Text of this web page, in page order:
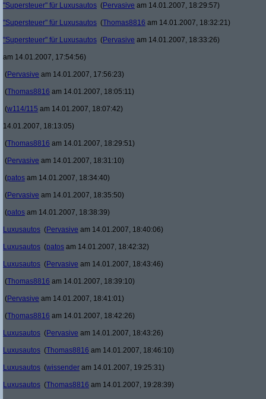
"Supersteuer" für Luxusautos (Pervasive am 14.01.2007, 18:29:57)
"Supersteuer" für Luxusautos (Thomas8816 am 14.01.2007, 18:32:21)
"Supersteuer" für Luxusautos (Pervasive am 14.01.2007, 18:33:26)
am 14.01.2007, 17:54:56)
(Pervasive am 14.01.2007, 17:56:23)
(Thomas8816 am 14.01.2007, 18:05:11)
(w114/115 am 14.01.2007, 18:07:42)
14.01.2007, 18:13:05)
(Thomas8816 am 14.01.2007, 18:29:51)
(Pervasive am 14.01.2007, 18:31:10)
(patos am 14.01.2007, 18:34:40)
(Pervasive am 14.01.2007, 18:35:50)
(patos am 14.01.2007, 18:38:39)
Luxusautos (Pervasive am 14.01.2007, 18:40:06)
Luxusautos (patos am 14.01.2007, 18:42:32)
Luxusautos (Pervasive am 14.01.2007, 18:43:46)
(Thomas8816 am 14.01.2007, 18:39:10)
(Pervasive am 14.01.2007, 18:41:01)
(Thomas8816 am 14.01.2007, 18:42:26)
Luxusautos (Pervasive am 14.01.2007, 18:43:26)
Luxusautos (Thomas8816 am 14.01.2007, 18:46:10)
Luxusautos (wissender am 14.01.2007, 19:25:31)
Luxusautos (Thomas8816 am 14.01.2007, 19:28:39)